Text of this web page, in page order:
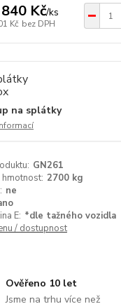
Kč/ks
Kč bez DPH
na splátky
GN261
2700 kg
ne
E: *dle tažného vozidla
/ dostupnost
Ověřeno 10 let
Jsme na trhu více než